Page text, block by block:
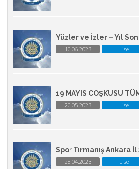
Yüzler ve İzler – Yıl
10.06.2023 Lise
19 MAYIS COŞKUSU
20.05.2023 Lise
Spor Tırmanış Ankara İl
28.04.2023 Lise